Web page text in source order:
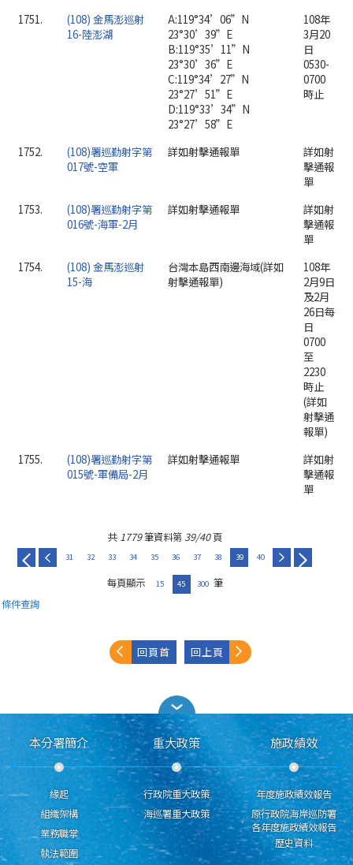
1751.
(108) 金馬澎巡射
16-陸澎湖
A:119°34’06”N
23°30’39”E
B:119°35’11”N
23°30’36”E
C:119°34’27”N
23°27’51”E
D:119°33’34”N
23°27’58”E
108年
3月20
日
0530-
0700
時止
1752.
(108)署巡勤射字第
017號-空軍
詳如射擊通報單
詳如射
擊通報
單
1753.
(108)署巡勤射字第
016號-海軍-2月
詳如射擊通報單
詳如射
擊通報
單
1754.
(108) 金馬澎巡射
15-海
台灣本島西南邊海域(詳如
射擊通報單)
108年
2月9日
及2月
26日每
日
0700
至
2230
時止
(詳如
射擊通
報單)
1755.
(108)署巡勤射字第
015號-軍備局-2月
詳如射擊通報單
詳如射
擊通報
單
共 1779筆資料第 39/40頁
31 32 33 34 35 36 37 38 39 40
每頁顯示 15 45 300 筆
條件查詢
回頁首 回上頁
本分署簡介
緣起
組織架構
業務職掌
執法範圍
重大政策
行政院重大政策
海巡署重大政策
施政績效
年度施政績效報告
原行政院海岸巡防署
各年度施政績效報告
歷史資料